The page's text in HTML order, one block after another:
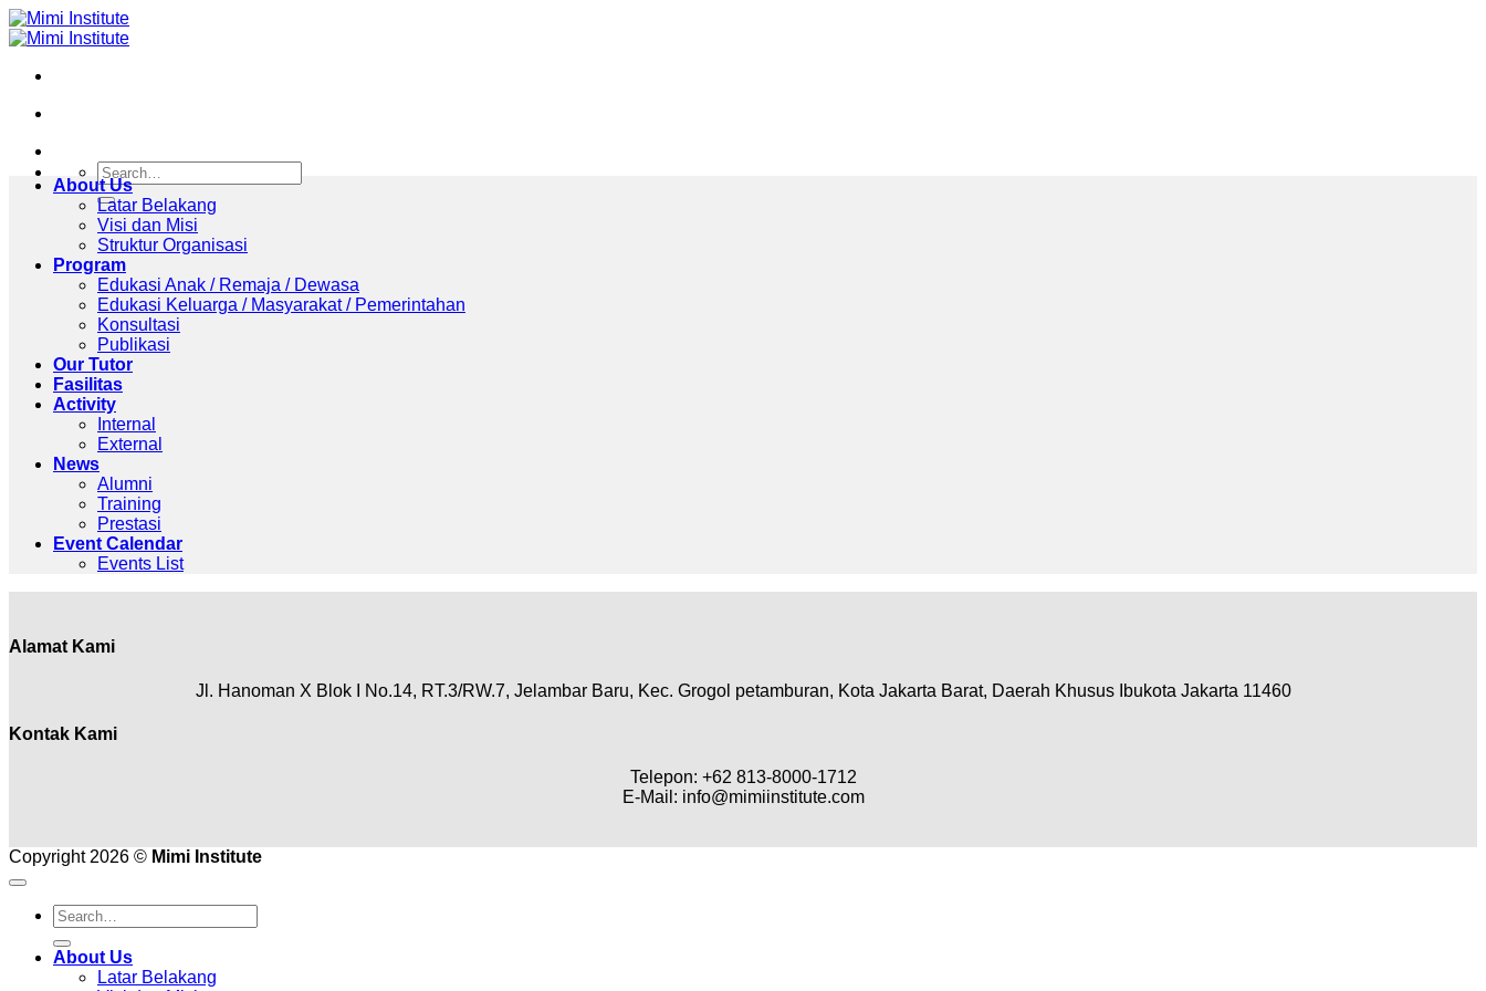
Skip
to
About Us
Latar Belakang
Visi dan Misi
Struktur Organisasi
Program
Edukasi Anak / Remaja / Dewasa
Edukasi Keluarga / Masyarakat / Pemerintahan
Konsultasi
Publikasi
Our Tutor
Fasilitas
Activity
Internal
External
News
Alumni
Training
Prestasi
Event Calendar
Events List
Alamat Kami
Jl. Hanoman X Blok I No.14, RT.3/RW.7, Jelambar Baru, Kec. Grogol petamburan, Kota Jakarta Barat, Daerah Khusus Ibukota Jakarta 11460
Kontak Kami
Telepon: +62 813-8000-1712
E-Mail: info@mimiinstitute.com
Copyright 2026 © Mimi Institute
About Us
Latar Belakang